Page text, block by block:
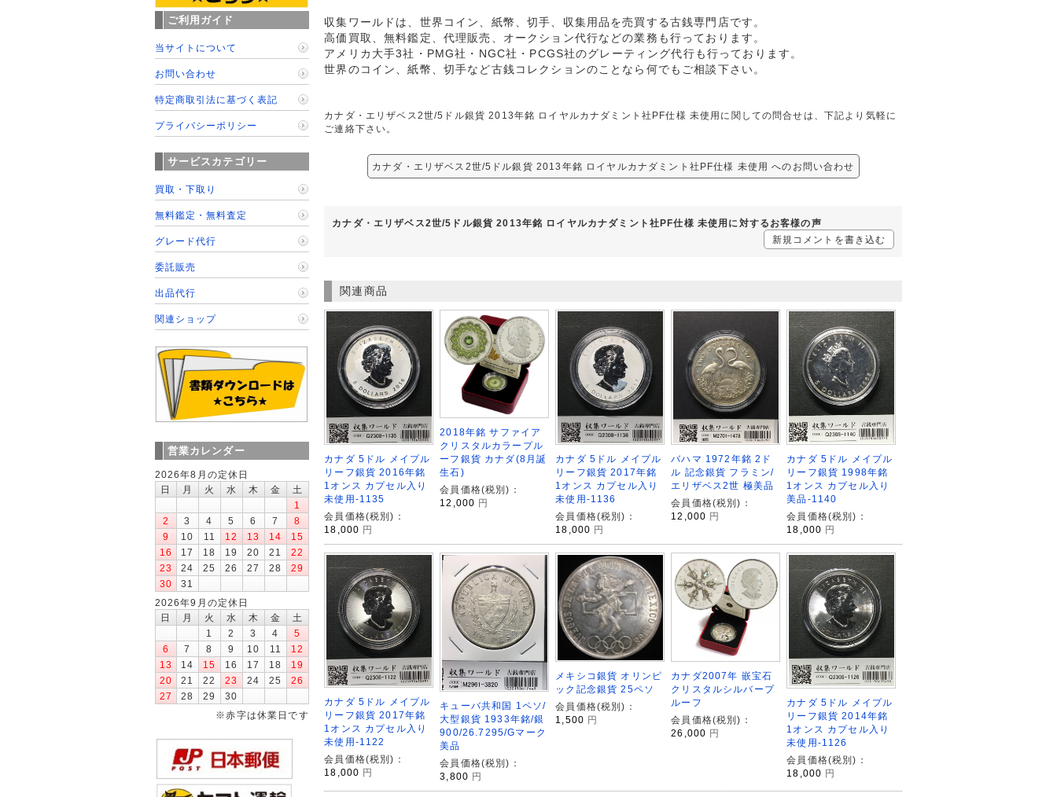
収集ワールドは、世界コイン、紙幣、切手、収集用品を売買する古銭専門店です。
高価買取、無料鑑定、代理販売、オークション代行などの業務も行っております。
アメリカ大手3社・PMG社・NGC社・PCGS社のグレーティング代行も行っております。
世界のコイン、紙幣、切手など古銭コレクションのことなら何でもご相談下さい。
カナダ・エリザベス2世/5ドル銀貨 2013年銘 ロイヤルカナダミント社PF仕様 未使用に関しての問合せは、下記より気軽に
ご連絡下さい。
カナダ・エリザベス2世/5ドル銀貨 2013年銘 ロイヤルカナダミント社PF仕様 未使用 へのお問い合わせ
カナダ・エリザベス2世/5ドル銀貨 2013年銘 ロイヤルカナダミント社PF仕様 未使用に対するお客様の声
新規コメントを書き込む
関連商品
カナダ 5ドル メイプル
リーフ銀貨 2016年銘
1オンス カプセル入り
未使用-1135
会員価格(税別)：
18,000 円
2018年銘 サファイア
クリスタルカラープル
ーフ銀貨 カナダ(8月誕
生石)
会員価格(税別)：
12,000 円
カナダ 5ドル メイプル
リーフ銀貨 2017年銘
1オンス カプセル入り
未使用-1136
会員価格(税別)：
18,000 円
バハマ 1972年銘 2ド
ル 記念銀貨 フラミン/
エリザベス2世 極美品
会員価格(税別)：
12,000 円
カナダ 5ドル メイプル
リーフ銀貨 1998年銘
1オンス カプセル入り
美品-1140
会員価格(税別)：
18,000 円
カナダ 5ドル メイプル
リーフ銀貨 2017年銘
1オンス カプセル入り
未使用-1122
会員価格(税別)：
18,000 円
キューバ共和国 1ペソ/
大型銀貨 1933年銘/銀
900/26.7295/Gマーク
美品
会員価格(税別)：
3,800 円
メキシコ銀貨 オリンピ
ック記念銀貨 25ペソ
会員価格(税別)：
1,500 円
カナダ2007年 嵌宝石
クリスタルシルバープ
ルーフ
会員価格(税別)：
26,000 円
カナダ 5ドル メイプル
リーフ銀貨 2014年銘
1オンス カプセル入り
未使用-1126
会員価格(税別)：
18,000 円
ご利用ガイド
当サイトについて
お問い合わせ
特定商取引法に基づく表記
プライバシーポリシー
サービスカテゴリー
買取・下取り
無料鑑定・無料査定
グレード代行
委託販売
出品代行
関連ショップ
営業カレンダー
2026年8月の定休日
日
月 火 水 木 金
土
1
2
3 4 5 6 7
8
9
10 11 12 13 14
15
16
17 18 19 20 21
22
23
24 25 26 27 28
29
30
31
2026年9月の定休日
日
月 火 水 木 金
土
1
2 3 4
5
6
7 8 9 10 11
12
13
14 15 16 17 18
19
20
21 22 23 24 25
26
27
28 29
30
※赤字は休業日です